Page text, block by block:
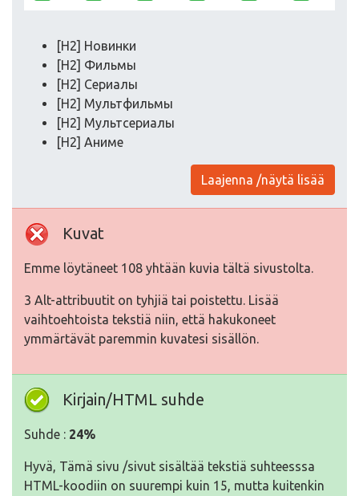
[H2] Новинки
[H2] Фильмы
[H2] Сериалы
[H2] Мультфильмы
[H2] Мультсериалы
[H2] Аниме
Laajenna /näytä lisää
Kuvat
Emme löytäneet 108 yhtään kuvia tältä sivustolta.
3 Alt-attribuutit on tyhjiä tai poistettu. Lisää
vaihtoehtoista tekstiä niin, että hakukoneet
ymmärtävät paremmin kuvatesi sisällön.
Kirjain/HTML suhde
Suhde : 24%
Hyvä, Tämä sivu /sivut sisältää tekstiä suhteesssa
HTML-koodiin on suurempi kuin 15, mutta kuitenkin